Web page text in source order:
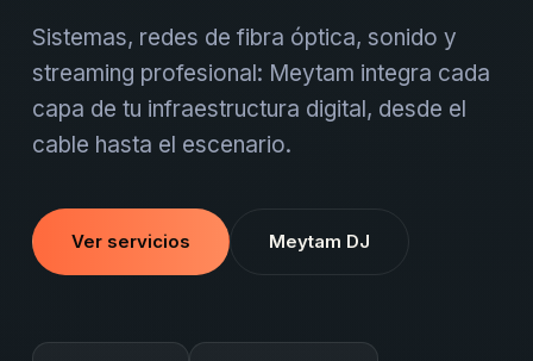
Sistemas, redes de fibra óptica, sonido y
streaming profesional: Meytam integra cada
capa de tu infraestructura digital, desde el
cable hasta el escenario.
Ver servicios Meytam DJ